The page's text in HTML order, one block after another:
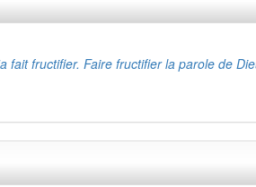
fait fructifier. Faire fructifier la parole de